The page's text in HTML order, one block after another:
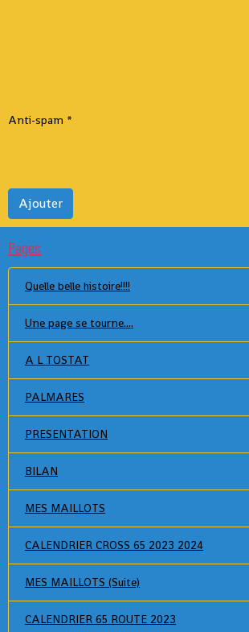
Anti-spam
Ajouter
Pages
Quelle belle histoire!!!!
Une page se tourne....
A L TOSTAT
PALMARES
PRESENTATION
BILAN
MES MAILLOTS
CALENDRIER CROSS 65 2023 2024
MES MAILLOTS (Suite)
CALENDRIER 65 ROUTE 2023